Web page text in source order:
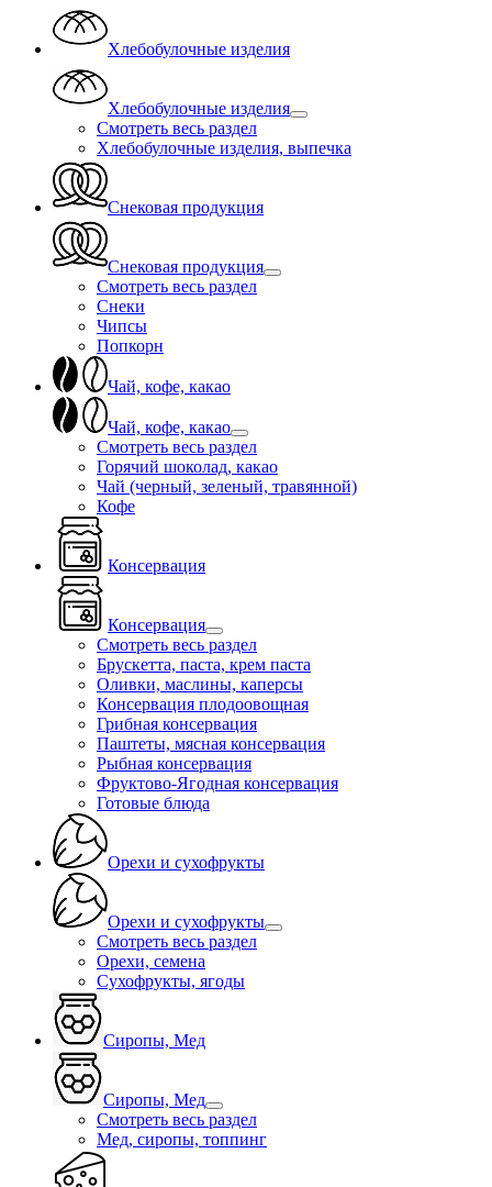
Хлебобулочные изделия
Хлебобулочные изделия
Смотреть весь раздел
Хлебобулочные изделия, выпечка
Снековая продукция
Снековая продукция
Смотреть весь раздел
Снеки
Чипсы
Попкорн
Чай, кофе, какао
Чай, кофе, какао
Смотреть весь раздел
Горячий шоколад, какао
Чай (черный, зеленый, травянной)
Кофе
Консервация
Консервация
Смотреть весь раздел
Брускетта, паста, крем паста
Оливки, маслины, каперсы
Консервация плодоовощная
Грибная консервация
Паштеты, мясная консервация
Рыбная консервация
Фруктово-Ягодная консервация
Готовые блюда
Орехи и сухофрукты
Орехи и сухофрукты
Смотреть весь раздел
Орехи, семена
Сухофрукты, ягоды
Сиропы, Мед
Сиропы, Мед
Смотреть весь раздел
Мед, сиропы, топпинг